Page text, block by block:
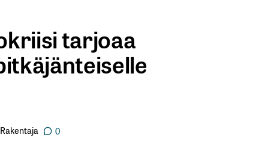
tarjoaa
0